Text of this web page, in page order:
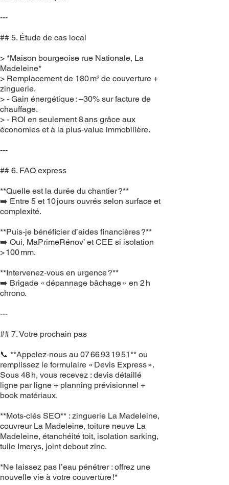
---
## 5. Étude de cas local
> *Maison bourgeoise rue Nationale, La
Madeleine*
> Remplacement de 180 m² de couverture +
zinguerie.
> - Gain énergétique : –30% sur facture de
chauffage.
> - ROI en seulement 8 ans grâce aux
économies et à la plus‑value immobilière.
---
## 6. FAQ express
**Quelle est la durée du chantier ?**
➡️ Entre 5 et 10 jours ouvrés selon surface et
complexité.
**Puis‑je bénéficier d’aides financières ?**
➡️ Oui, MaPrimeRénov’ et CEE si isolation
> 100 mm.
**Intervenez‑vous en urgence ?**
➡️ Brigade « dépannage bâchage » en 2 h
chrono.
---
## 7. Votre prochain pas
📞 **Appelez‑nous au 07 66 93 19 51** ou
remplissez le formulaire « Devis Express ».
Sous 48 h, vous recevez : devis détaillé
ligne par ligne + planning prévisionnel +
book matériaux.
**Mots‑clés SEO** : zinguerie La Madeleine,
couvreur La Madeleine, toiture neuve La
Madeleine, étanchéité toit, isolation sarking,
tuile Imerys, joint debout zinc.
*Ne laissez pas l’eau pénétrer : offrez une
nouvelle vie à votre couverture !*